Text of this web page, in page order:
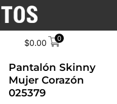
$0.00 0
Pantalón Skinny
Mujer Corazón
025379